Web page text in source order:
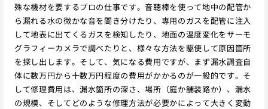
殊な機材を要するプロの仕事です。音聴棒を使って地中の配管か
ら漏れる水の微かな音を聞き分けたり、専用のガスを配管に注入
して地表に出てくるガスを検知したり、地面の温度変化をサーモ
グラフィーカメラで調べたりと、様々な方法を駆使して原因箇所
を探し出します。そして、気になる費用ですが、まず漏水調査自
体に数万円から十数万円程度の費用がかかるのが一般的です。そ
して修理費用は、漏水箇所の深さ、場所（庭か舗装路か）、漏水
の規模、そしてどのような修理方法が必要かによって大きく変動